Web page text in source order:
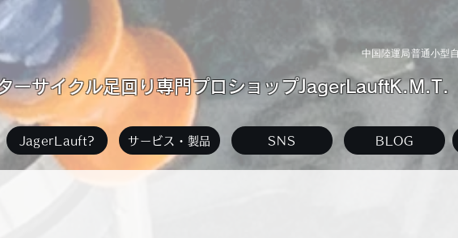
中国陸運局普通小型
ーサイクル足回り専門プロショップJagerLauftK.M.T.
JagerLauft? サービス・製品 SNS BLOG